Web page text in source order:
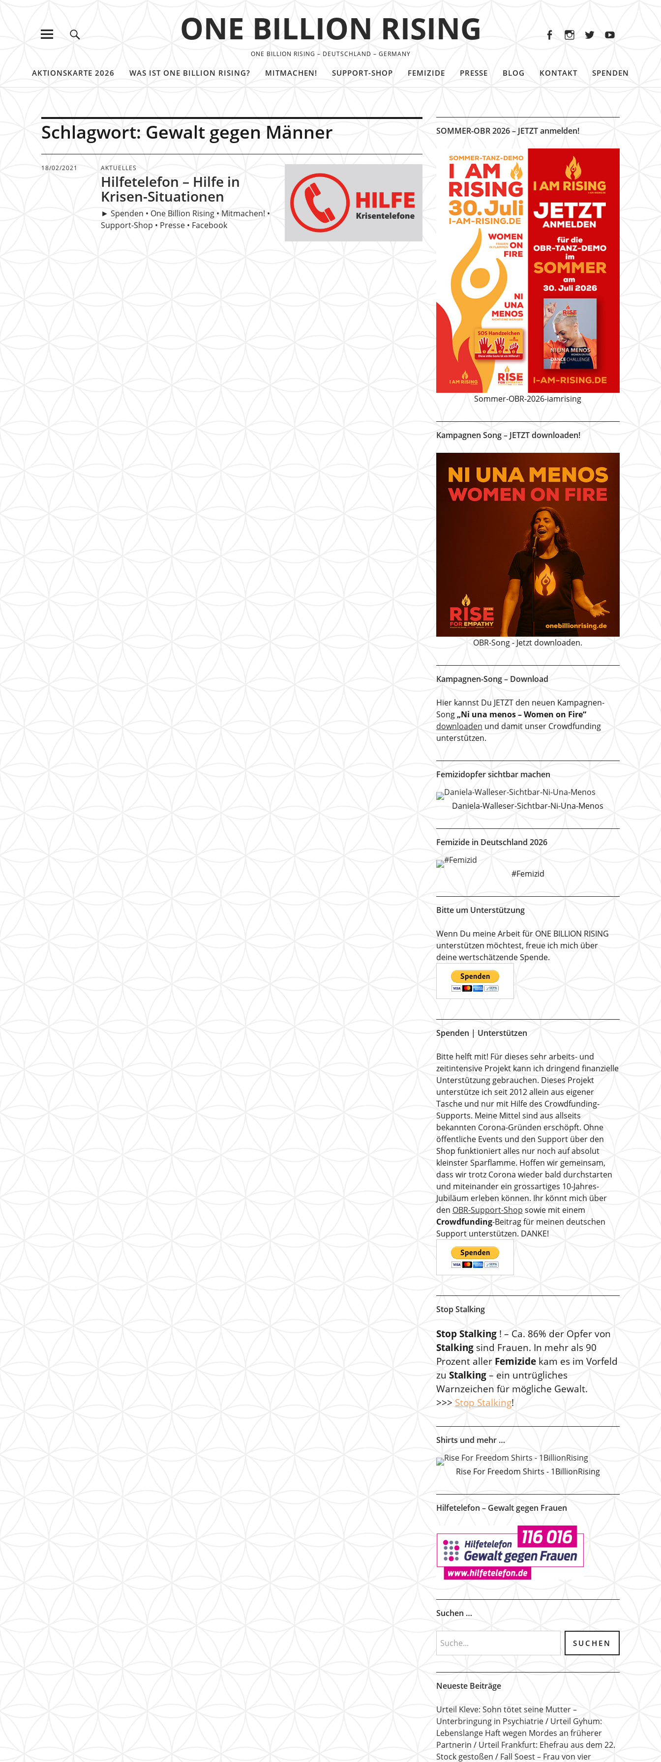
ONE BILLION RISING
ONE BILLION RISING – DEUTSCHLAND – GERMANY
AKTIONSKARTE 2026 WAS IST ONE BILLION RISING? MITMACHEN! SUPPORT-SHOP FEMIZIDE PRESSE BLOG KONTAKT SPENDEN
Schlagwort: Gewalt gegen Männer
18/02/2021 AKTUELLES
Hilfetelefon – Hilfe in
Krisen-Situationen
► Spenden • One Billion Rising • Mitmachen! •
Support-Shop • Presse • Facebook
SOMMER-OBR 2026 – JETZT anmelden!
Sommer-OBR-2026-iamrising
Kampagnen Song – JETZT downloaden!
OBR-Song - Jetzt downloaden.
Kampagnen-Song – Download
Hier kannst Du JETZT den neuen Kampagnen-
Song „Ni una menos – Women on Fire“
downloaden und damit unser Crowdfunding
unterstützen.
Femizidopfer sichtbar machen
Daniela-Walleser-Sichtbar-Ni-Una-Menos
Femizide in Deutschland 2026
#Femizid
Bitte um Unterstützung
Wenn Du meine Arbeit für ONE BILLION RISING
unterstützen möchtest, freue ich mich über
deine wertschätzende Spende.
Spenden | Unterstützen
Bitte helft mit! Für dieses sehr arbeits- und
zeitintensive Projekt kann ich dringend finanzielle
Unterstützung gebrauchen. Dieses Projekt
unterstütze ich seit 2012 allein aus eigener
Tasche und nur mit Hilfe des Crowdfunding-
Supports. Meine Mittel sind aus allseits
bekannten Corona-Gründen erschöpft. Ohne
öffentliche Events und den Support über den
Shop funktioniert alles nur noch auf absolut
kleinster Sparflamme. Hoffen wir gemeinsam,
dass wir trotz Corona wieder bald durchstarten
und miteinander ein grossartiges 10-Jahres-
Jubiläum erleben können. Ihr könnt mich über
den OBR-Support-Shop sowie mit einem
Crowdfunding-Beitrag für meinen deutschen
Support unterstützen. DANKE!
Stop Stalking
Stop Stalking! – Ca. 86% der Opfer von
Stalkingsind Frauen. In mehr als 90
Prozent aller Femizidekam es im Vorfeld
zu Stalking– ein untrügliches
Warnzeichen für mögliche Gewalt.
>>> Stop Stalking!
Shirts und mehr …
Rise For Freedom Shirts - 1BillionRising
Hilfetelefon – Gewalt gegen Frauen
Suchen …
Neueste Beiträge
Urteil Kleve: Sohn tötet seine Mutter –
Unterbringung in Psychiatrie
Urteil Gyhum:
Lebenslange Haft wegen Mordes an früherer
Partnerin
Urteil Frankfurt: Ehefrau aus dem 22.
Stock gestoßen
Fall Soest – Frau von vier